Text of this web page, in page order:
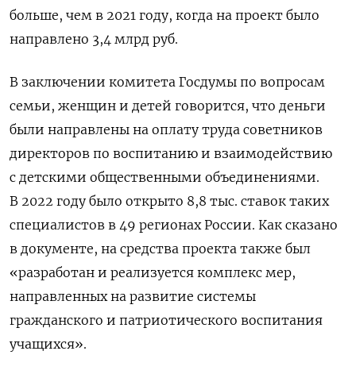
больше, чем в 2021 году, когда на проект было
направлено 3,4 млрд руб.
В заключении комитета Госдумы по вопросам
семьи, женщин и детей говорится, что деньги
были направлены на оплату труда советников
директоров по воспитанию и взаимодействию
с детскими общественными объединениями.
В 2022 году было открыто 8,8 тыс. ставок таких
специалистов в 49 регионах России. Как сказано
в документе, на средства проекта также был
«разработан и реализуется комплекс мер,
направленных на развитие системы
гражданского и патриотического воспитания
учащихся».